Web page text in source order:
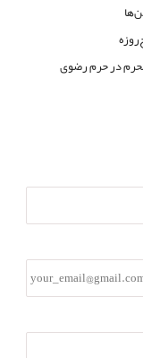
محرم در حرم رضوی